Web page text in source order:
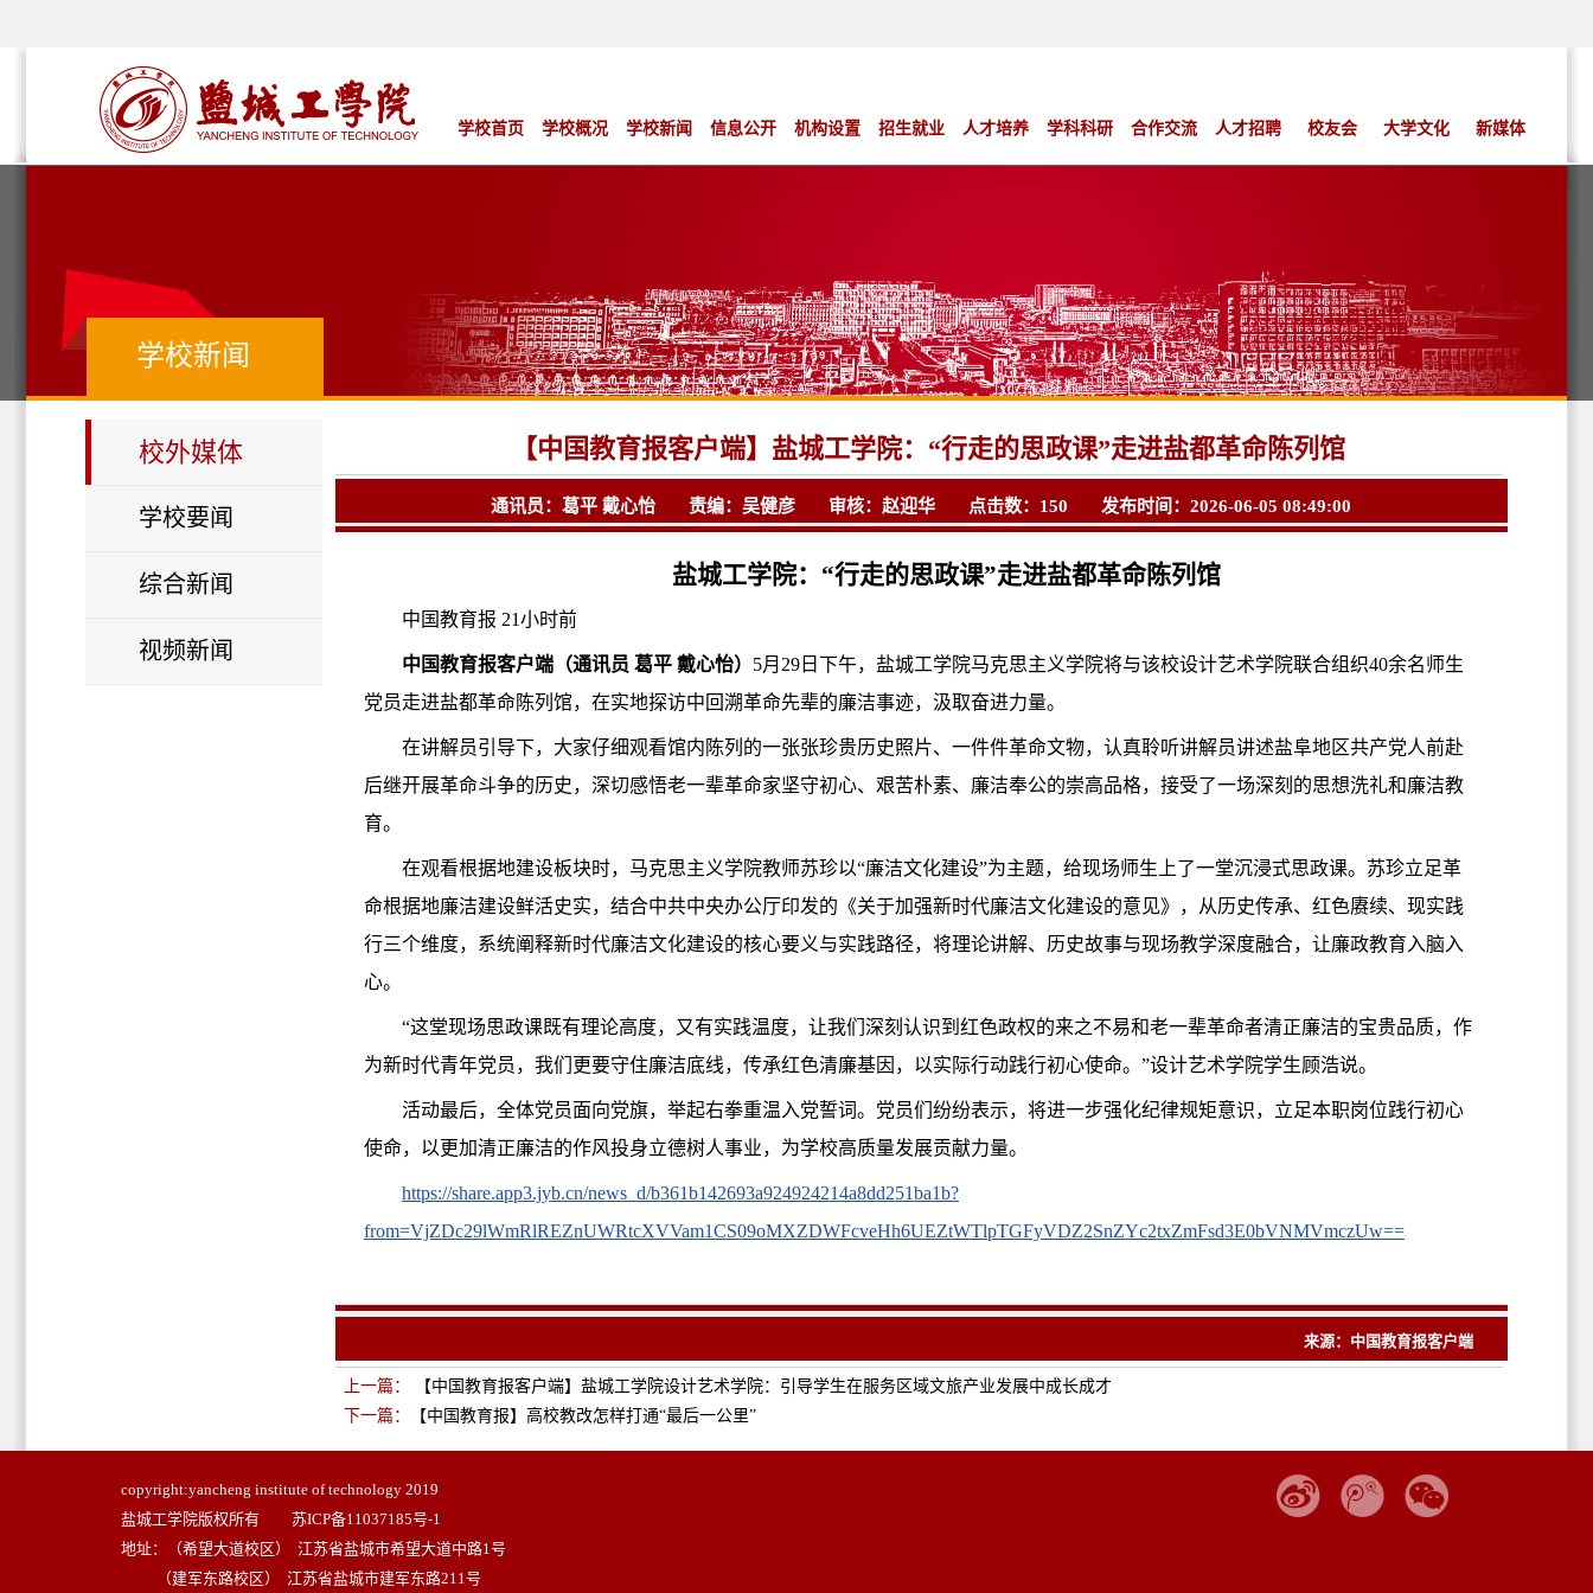
学校首页 学校概况 学校新闻 信息公开 机构设置 招生就业 人才培养 学科科研 合作交流 人才招聘 校友会 大学文化 新媒体
学校新闻
校外媒体
学校要闻
综合新闻
视频新闻
【中国教育报客户端】盐城工学院：“行走的思政课”走进盐都革命陈列馆
通讯员：葛平 戴心怡 责编：吴健彦 审核：赵迎华 点击数： 150 发布时间：2026-06-05 08:49:00
盐城工学院：“行走的思政课”走进盐都革命陈列馆
中国教育报 21小时前
中国教育报客户端（通讯员 葛平 戴心怡） 5月29日下午，盐城工学院马克思主义学院将与该校设计艺术学院联合组织40余名师生
党员走进盐都革命陈列馆，在实地探访中回溯革命先辈的廉洁事迹，汲取奋进力量。
在讲解员引导下，大家仔细观看馆内陈列的一张张珍贵历史照片、一件件革命文物，认真聆听讲解员讲述盐阜地区共产党人前赴
后继开展革命斗争的历史，深切感悟老一辈革命家坚守初心、艰苦朴素、廉洁奉公的崇高品格，接受了一场深刻的思想洗礼和廉洁教
育。
在观看根据地建设板块时，马克思主义学院教师苏珍以“廉洁文化建设”为主题，给现场师生上了一堂沉浸式思政课。苏珍立足革
命根据地廉洁建设鲜活史实，结合中共中央办公厅印发的《关于加强新时代廉洁文化建设的意见》，从历史传承、红色赓续、现实践
行三个维度，系统阐释新时代廉洁文化建设的核心要义与实践路径，将理论讲解、历史故事与现场教学深度融合，让廉政教育入脑入
心。
“这堂现场思政课既有理论高度，又有实践温度，让我们深刻认识到红色政权的来之不易和老一辈革命者清正廉洁的宝贵品质，作
为新时代青年党员，我们更要守住廉洁底线，传承红色清廉基因，以实际行动践行初心使命。”设计艺术学院学生顾浩说。
活动最后，全体党员面向党旗，举起右拳重温入党誓词。党员们纷纷表示，将进一步强化纪律规矩意识，立足本职岗位践行初心
使命，以更加清正廉洁的作风投身立德树人事业，为学校高质量发展贡献力量。
https://share.app3.jyb.cn/news_d/b361b142693a924924214a8dd251ba1b?
from=VjZDc29lWmRlREZnUWRtcXVVam1CS09oMXZDWFcveHh6UEZtWTlpTGFyVDZ2SnZYc2txZmFsd3E0bVNMVmczUw==
来源：中国教育报客户端
上一篇：
【中国教育报客户端】盐城工学院设计艺术学院：引导学生在服务区域文旅产业发展中成长成才
下一篇：
【中国教育报】高校教改怎样打通“最后一公里”
copyright:yancheng institute of technology 2019
盐城工学院版权所有 苏ICP备11037185号-1
地址：（希望大道校区） 江苏省盐城市希望大道中路1号
（建军东路校区） 江苏省盐城市建军东路211号